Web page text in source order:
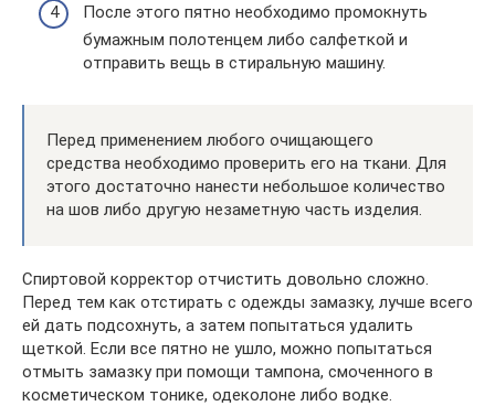
После этого пятно необходимо промокнуть
бумажным полотенцем либо салфеткой и
отправить вещь в стиральную машину.
Перед применением любого очищающего
средства необходимо проверить его на ткани. Для
этого достаточно нанести небольшое количество
на шов либо другую незаметную часть изделия.
Спиртовой корректор отчистить довольно сложно.
Перед тем как отстирать с одежды замазку, лучше всего
ей дать подсохнуть, а затем попытаться удалить
щеткой. Если все пятно не ушло, можно попытаться
отмыть замазку при помощи тампона, смоченного в
косметическом тонике, одеколоне либо водке.